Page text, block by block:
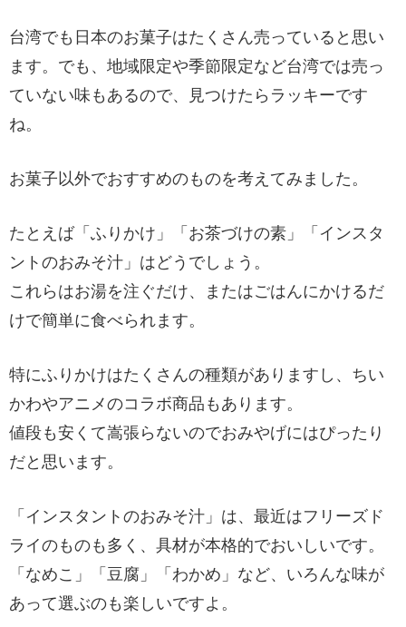
台湾でも日本のお菓子はたくさん売っていると思い
ます。でも、地域限定や季節限定など台湾では売っ
ていない味もあるので、見つけたらラッキーです
ね。
お菓子以外でおすすめのものを考えてみました。
たとえば「ふりかけ」「お茶づけの素」「インスタ
ントのおみそ汁」はどうでしょう。
これらはお湯を注ぐだけ、またはごはんにかけるだ
けで簡単に食べられます。
特にふりかけはたくさんの種類がありますし、ちい
かわやアニメのコラボ商品もあります。
値段も安くて嵩張らないのでおみやげにはぴったり
だと思います。
「インスタントのおみそ汁」は、最近はフリーズド
ライのものも多く、具材が本格的でおいしいです。
「なめこ」「豆腐」「わかめ」など、いろんな味が
あって選ぶのも楽しいですよ。